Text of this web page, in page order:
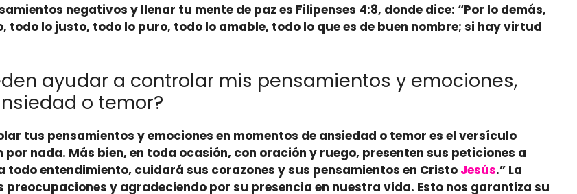
negativos y llenar tu mente de paz es Filipenses 4:8, donde dice: “Por lo demás,
todo lo justo, todo lo puro, todo lo amable, todo lo que es de buen nombre; si hay virtud
ayudar a controlar mis pensamientos y emociones,
o temor?
tus pensamientos y emociones en momentos de ansiedad o temor es el versículo
por nada. Más bien, en toda ocasión, con oración y ruego, presenten sus peticiones a
todo entendimiento, cuidará sus corazones y sus pensamientos en Cristo Jesús.” La
y agradeciendo por su presencia en nuestra vida. Esto nos garantiza su